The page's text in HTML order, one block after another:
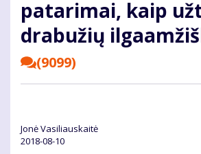
patarimai, kaip
drabužių
(9099)
Jonė Vasiliauskaitė
2018-08-10